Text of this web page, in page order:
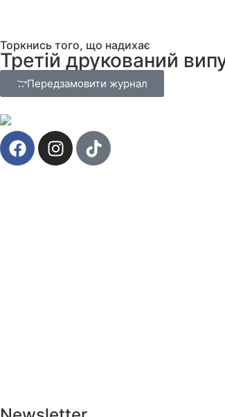
Торкнись того, що надихає
Третій друкований
Передзамовити журнал